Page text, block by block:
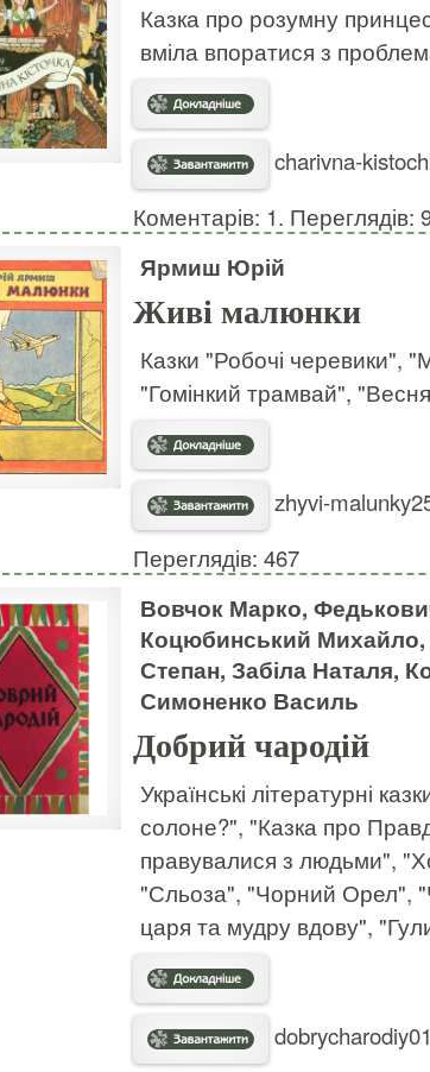
Казка про розумну
вміла впоратися з
charivna-
Коментарів: 1. Переглядів:
Ярмиш Юрій
Живі малюнки
Казки "Робочі черевики",
"Гомінкий трамвай",
zhyvi-
Переглядів: 467
Вовчок Марко,
Коцюбинський Михайло,
Степан, Забіла Наталя,
Симоненко Василь
Добрий чародій
Українські літературні
солоне?", "Казка про
правувалися з людьми",
"Сльоза", "Чорний Орел",
царя та мудру вдову",